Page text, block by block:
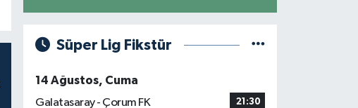
Süper Lig Fikstür
14 Ağustos, Cuma
Galatasaray - Çorum FK
21:30